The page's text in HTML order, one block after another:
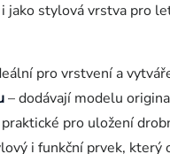
jako stylová vrstva pro
pro vrstvení a
– dodávají modelu
pro uložení
i funkční prvek, který